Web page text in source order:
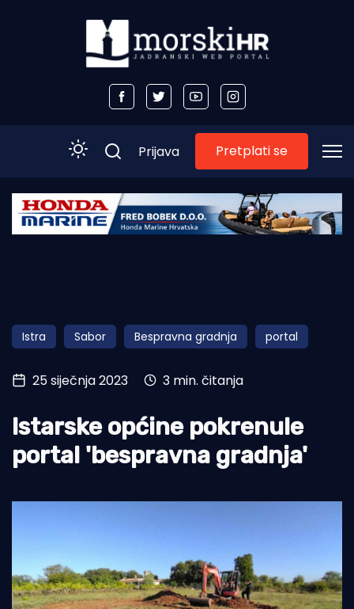
Početna
Obala
Otoci
Turizam i nautika
Pomorstvo
Ribolov
Prijava Pretplati se
Istra Sabor Bespravna gradnja portal
25 siječnja 2023 3 min. čitanja
Istarske općine pokrenule
portal 'bespravna gradnja'